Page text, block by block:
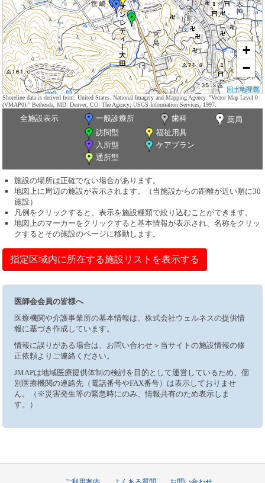
+
−
国土地理院
Shoreline data is derived from: United States. National Imagery and Mapping Agency. "Vector Map Level 0
(VMAP0)." Bethesda, MD: Denver, CO: The Agency; USGS Information Services, 1997.
全施設表示 一般診療所 歯科
薬局
訪問型
福祉用具
入所型
ケアプラン
通所型
施設の場所は正確でない場合があります。
地図上に周辺の施設が表示されます。（当施設からの距離が近い順に30
施設）
凡例をクリックすると、表示を施設種類で絞り込むことができます。
地図上のマーカーをクリックすると基本情報が表示され、名称をクリッ
クするとその施設のページに移動します。
指定区域内に所在する施設リストを表示する
医師会会員の皆様へ
医療機関や介護事業所の基本情報は、株式会社ウェルネスの提供情
報に基づき作成しています。
情報に誤りがある場合は、お問い合わせ＞当サイトの施設情報の修
正依頼よりご連絡ください。
JMAPは地域医療提供体制の検討を目的として運営しているため、個
別医療機関の連絡先（電話番号やFAX番号）は表示しておりませ
ん。（※災害発生等の緊急時にのみ、情報共有のため表示しま
す。）